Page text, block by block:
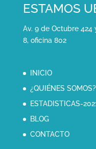
ESTAMOS
Av. 9 de Octubre 424
8, oficina 802
INICIO
¿QUIÉNES SOMOS?
ESTADISTICAS-
BLOG
CONTACTO